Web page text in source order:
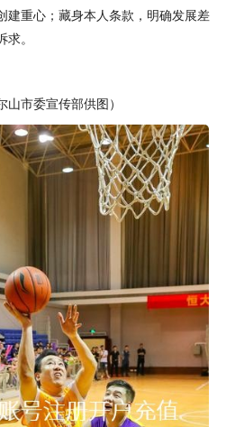
建重心；藏身本人条款，明确发展差
。
市委宣传部供图）